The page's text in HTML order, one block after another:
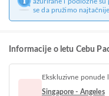
se da pružimo
Informacije o letu Cebu
Ekskluzivne ponude
Singapore - Angeles